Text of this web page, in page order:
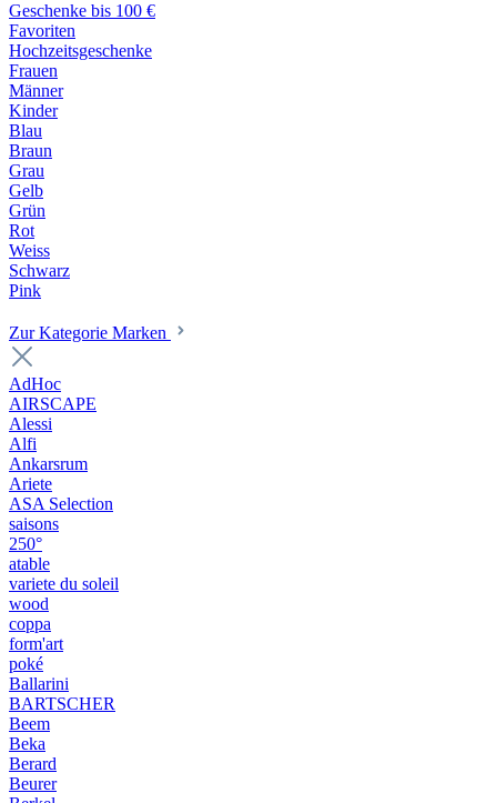
Geschenke bis 100 €
Favoriten
Hochzeitsgeschenke
Frauen
Männer
Kinder
Blau
Braun
Grau
Gelb
Grün
Rot
Weiss
Schwarz
Pink
Zur Kategorie Marken
AdHoc
AIRSCAPE
Alessi
Alfi
Ankarsrum
Ariete
ASA Selection
saisons
250°
atable
variete du soleil
wood
coppa
form'art
poké
Ballarini
BARTSCHER
Beem
Beka
Berard
Beurer